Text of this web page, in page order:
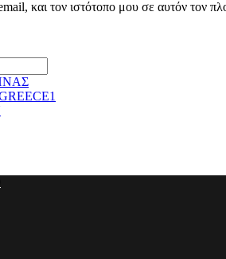
και τον ιστότοπο μου σε αυτόν τον